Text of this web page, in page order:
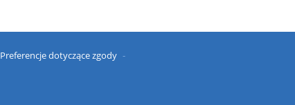
Preferencje dotyczące zgody